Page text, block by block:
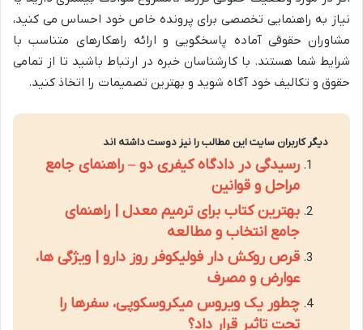
نیاز به راهنمایی تخصصی برای پرونده خاص خود احساس می کنید،
مشاوران حقوقی آماده پاسخگویی و ارائه راهکارهای متناسب با
شرایط شما هستند. با کارشناسان خبره در ارتباط باشید تا از تمامی
حقوق و تکالیف خود آگاه شوید و بهترین تصمیمات را اتخاذ کنید.
دیگر کاربران سایت این مطالب را نیز دوست داشته اند
رسیدگی در دادگاه کیفری دو – راهنمای جامع
مراحل و قوانین
بهترین کتاب برای ترمیم معدل | راهنمای
جامع انتخاب و مطالعه
قرص روکش دار فولیکوفر روز دارو | ویژگی ها،
عوارض و مصرف
چطور یک ویروس میکروسکوپی، سفرها را
تحت تاثیر قرار داد؟